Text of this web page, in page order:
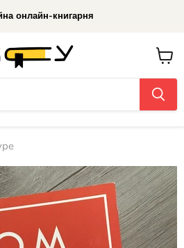
онлайн-книгарня
До